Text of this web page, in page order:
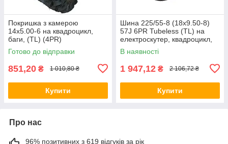
Покришка з камерою
14х5.00-6 на квадроцикл,
баги, (TL) (4PR)
Готово до відправки
851,20 ₴ 1 010,80 ₴
Купити
Шина 225/55-8 (18x9.50-8)
57J 6PR Tubeless (TL) на
електроскутер, квадроцикл,
багі
В наявності
1 947,12 ₴ 2 106,72 ₴
Купити
Про нас
96% позитивних з 619 відгуків за рік